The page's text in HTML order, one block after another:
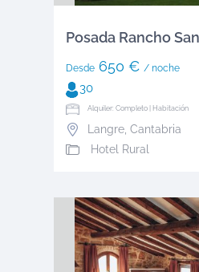
Posada Rancho
Desde650 € / noche
30
Alquiler: Completo | Habitación
Langre, Cantabria
Hotel Rural